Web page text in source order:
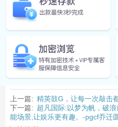
·时
2025年6月3日
广东省中山市神湾镇外沙村
(导航:超凡国际官网-科技赋
上一篇: 精英鼓G，让每一次敲击
下一篇: 超凡国际:以梦为帆，破
能场景,让娱乐更有趣。-pgcf乔迁